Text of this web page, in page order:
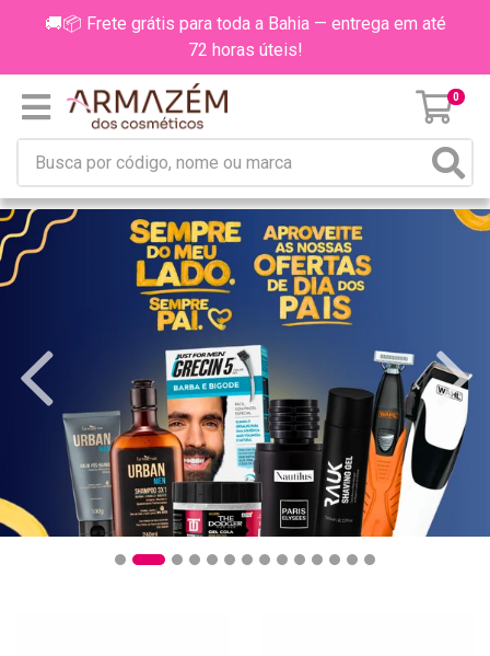
🚚📦 Frete grátis para toda a Bahia — entrega em até
72 horas úteis!
0